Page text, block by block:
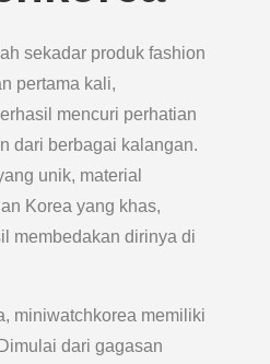
sekadar produk fashion
pertama kali,
mencuri perhatian
dari berbagai kalangan.
unik, material
Korea yang khas,
membedakan dirinya di
miniwatchkorea memiliki
dari gagasan